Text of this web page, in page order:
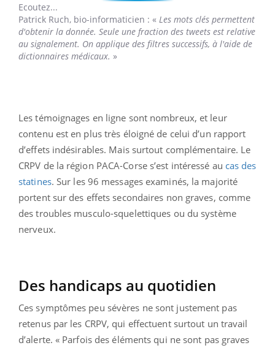
Ecoutez...
Patrick Ruch, bio-informaticien : « Les mots clés permettent
d'obtenir la donnée. Seule une fraction des tweets est relative
au signalement. On applique des filtres successifs, à l'aide de
dictionnaires médicaux. »
Les témoignages en ligne sont nombreux, et leur
contenu est en plus très éloigné de celui d’un rapport
d’effets indésirables. Mais surtout complémentaire. Le
CRPV de la région PACA-Corse s’est intéressé au cas des
statines. Sur les 96 messages examinés, la majorité
portent sur des effets secondaires non graves, comme
des troubles musculo-squelettiques ou du système
nerveux.
Des handicaps au quotidien
Ces symptômes peu sévères ne sont justement pas
retenus par les CRPV, qui effectuent surtout un travail
d’alerte. « Parfois des éléments qui ne sont pas graves